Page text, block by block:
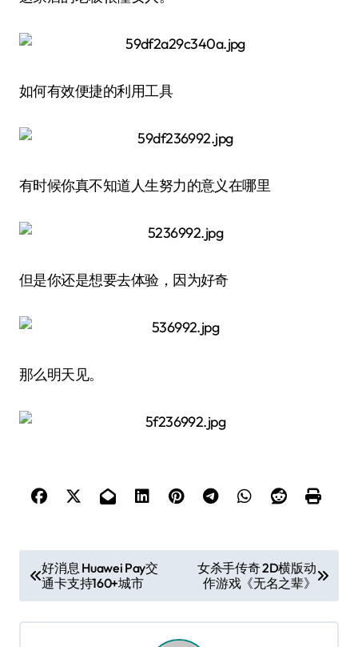
如何有效便捷的利用工具
有时候你真不知道人生努力的意义在哪里
但是你还是想要去体验，因为好奇
那么明天见。
章
导
好消息 Huawei Pay交
通卡支持160+城市
女杀手传奇 2D横版动
作游戏《无名之辈》